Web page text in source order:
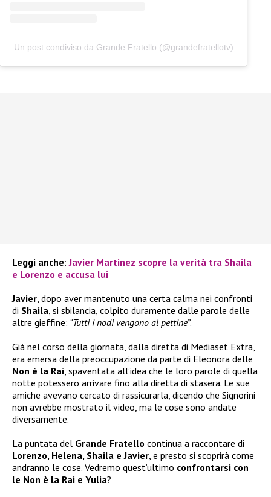
Un post condiviso da Grande Fratello (@grandefratellotv)
Leggi anche:Javier Martinez scopre la verità tra Shaila
e Lorenzo e accusa lui
Javier , dopo aver mantenuto una certa calma nei confronti
di Shaila , si sbilancia, colpito duramente dalle parole delle
altre gieffine: “Tutti i nodi vengono al pettine”.
Già nel corso della giornata, dalla diretta di Mediaset Extra,
era emersa della preoccupazione da parte di Eleonora delle
Non è la Rai , spaventata all’idea che le loro parole di quella
notte potessero arrivare fino alla diretta di stasera. Le sue
amiche avevano cercato di rassicurarla, dicendo che Signorini
non avrebbe mostrato il video, ma le cose sono andate
diversamente.
La puntata del Grande Fratello continua a raccontare di
Lorenzo, Helena, Shaila e Javier , e presto si scoprirà come
andranno le cose. Vedremo quest’ultimo confrontarsi con
le Non è la Rai e Yulia?